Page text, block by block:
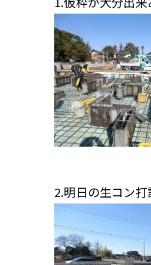
2.明日の生コン打